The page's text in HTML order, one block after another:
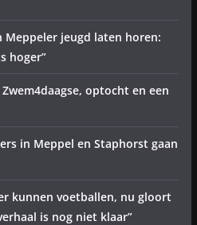
Meppeler jeugd laten horen:
hoger”
optocht en een
in Meppel en Staphorst gaan
kunnen voetballen, nu gloort
is nog niet klaar”